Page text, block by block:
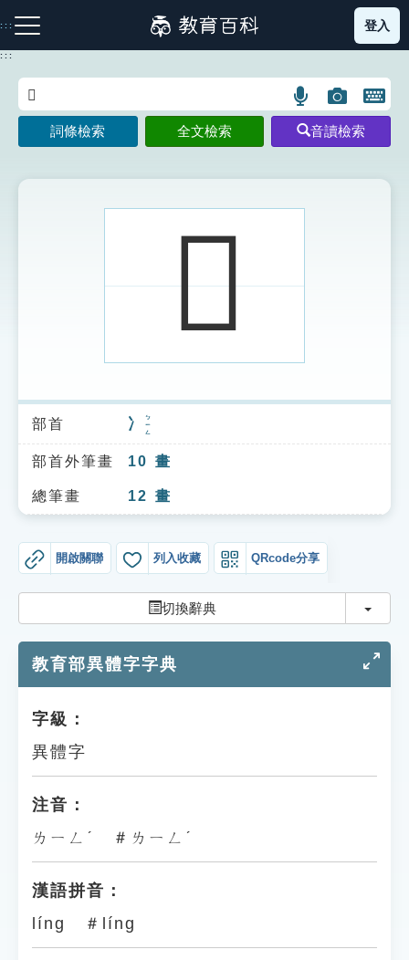
到
主
:::
注音索引圖示 筆畫索引圖示 部首索引表圖示
索引選單
知識索引
單字索引
遊戲專區
教學應用
貓頭鷹博士
登入
:::
語
言
搜
示
圖
片
搜
開
鍵
圖
詞條檢索 全文檢索 音讀檢索
𠗲
部首 冫 ㄅㄧㄥ
部首外筆畫 10 畫
總筆畫 12 畫
開啟關聯 列入收藏 QRcode分享
切換辭典 切換
教育部異體字字典
字級：
異體字
注音：
ㄌㄧㄥˊ ＃ㄌㄧㄥˊ
漢語拼音：
líng ＃líng